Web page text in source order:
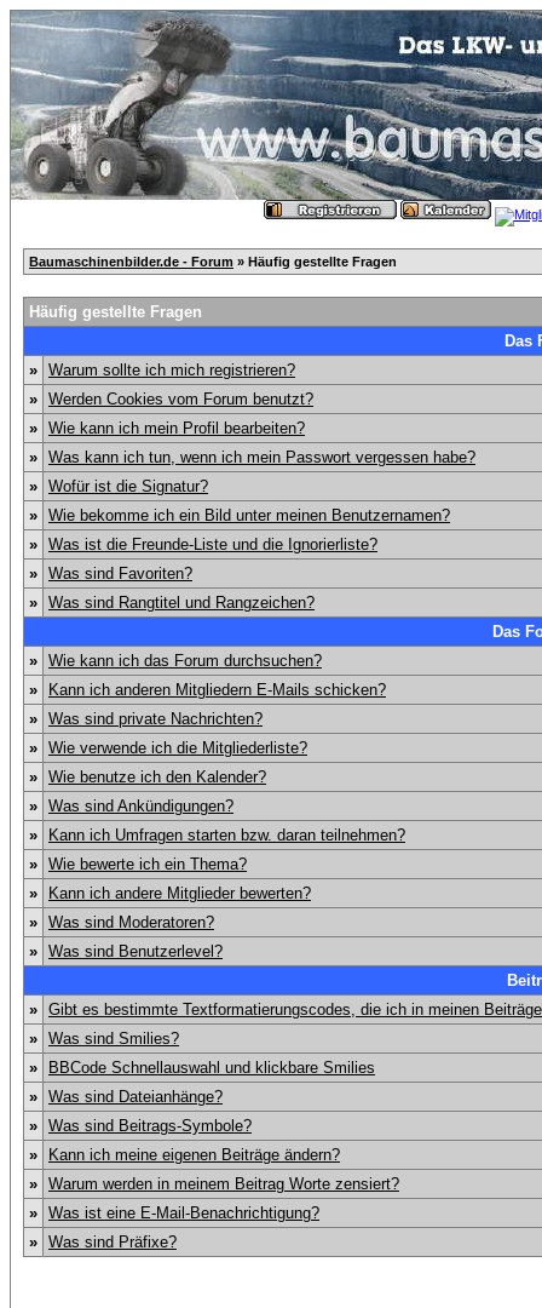
Baumaschinenbilder.de - Forum » Häufig gestellte Fragen
Häufig gestellte Fragen
Das
» Warum sollte ich mich registrieren?
» Werden Cookies vom Forum benutzt?
» Wie kann ich mein Profil bearbeiten?
» Was kann ich tun, wenn ich mein Passwort vergessen habe?
» Wofür ist die Signatur?
» Wie bekomme ich ein Bild unter meinen Benutzernamen?
» Was ist die Freunde-Liste und die Ignorierliste?
» Was sind Favoriten?
» Was sind Rangtitel und Rangzeichen?
Das
» Wie kann ich das Forum durchsuchen?
»
Kann ich anderen Mitgliedern E-Mails schicken?
» Was sind private Nachrichten?
» Wie verwende ich die Mitgliederliste?
» Wie benutze ich den Kalender?
» Was sind Ankündigungen?
»
Kann ich Umfragen starten bzw. daran teilnehmen?
» Wie bewerte ich ein Thema?
»
Kann ich andere Mitglieder bewerten?
» Was sind Moderatoren?
» Was sind Benutzerlevel?
» Gibt es bestimmte Textformatierungscodes, die ich in meinen
» Was sind Smilies?
»
BBCode Schnellauswahl und klickbare Smilies
» Was sind Dateianhänge?
» Was sind Beitrags-Symbole?
»
Kann ich meine eigenen Beiträge ändern?
» Warum werden in meinem Beitrag Worte zensiert?
» Was ist eine E-Mail-Benachrichtigung?
» Was sind Präfixe?